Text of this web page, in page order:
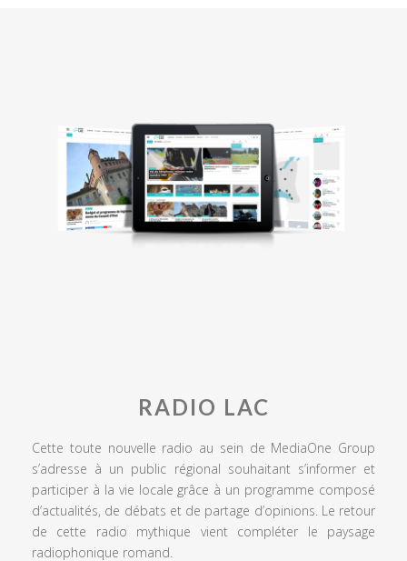
RADIO LAC
Cette toute nouvelle radio au sein de MediaOne Group
s’adresse à un public régional souhaitant s’informer et
participer à la vie locale grâce à un programme composé
d’actualités, de débats et de partage d’opinions. Le retour
de cette radio mythique vient compléter le paysage
radiophonique romand.